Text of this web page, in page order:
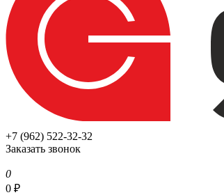
+7 (962) 522-32-32
Заказать звонок
0
0 ₽